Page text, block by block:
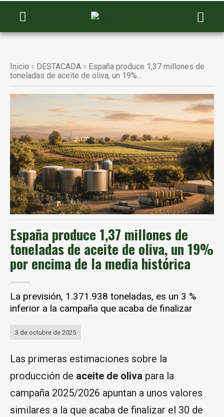
Inicio DESTACADA
España produce 1,37 millones de
toneladas de aceite de oliva, un 19%...
España produce 1,37 millones de
toneladas de aceite de oliva, un 19%
por encima de la media histórica
La previsión, 1.371.938 toneladas, es un 3 %
inferior a la campaña que acaba de finalizar
3 de octubre de 2025
Las primeras estimaciones sobre la
producción de aceite de oliva para la
campaña 2025/2026 apuntan a unos valores
similares a la que acaba de finalizar el 30 de